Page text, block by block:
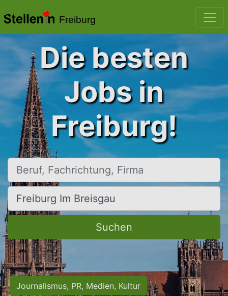
Freiburg
Die besten
Jobs in
Freiburg!
Beruf, Fachrichtung, Firma
Ort, Stadt
Suchen
Journalismus, PR, Medien, Kultur